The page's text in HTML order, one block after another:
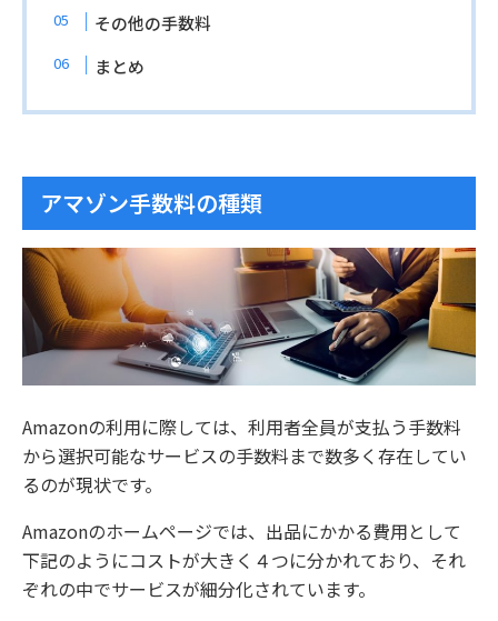
その他の手数料
まとめ
アマゾン手数料の種類
Amazonの利用に際しては、利用者全員が支払う手数料
から選択可能なサービスの手数料まで数多く存在してい
るのが現状です。
Amazonのホームページでは、出品にかかる費用として
下記のようにコストが大きく４つに分かれており、それ
ぞれの中でサービスが細分化されています。